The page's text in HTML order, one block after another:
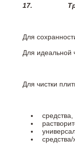
17.
Для
Для идеальной
Для чистки